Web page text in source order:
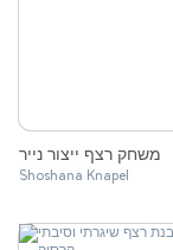
משחק רצף ייצור נייר
Shoshana Knapel